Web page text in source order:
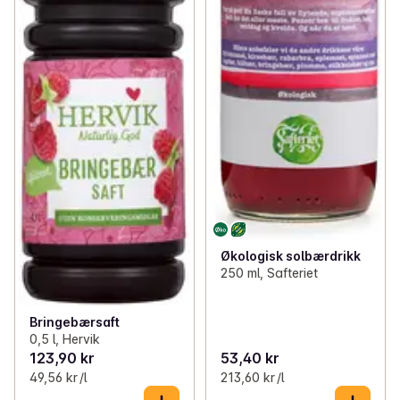
Bringebærsaft
0,5 l, Hervik
123,90 kr
49,56 kr /l
Økologisk solbærdrikk
250 ml, Safteriet
53,40 kr
213,60 kr /l